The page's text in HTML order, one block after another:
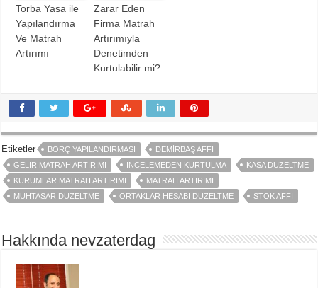
Torba Yasa ile
Yapılandırma
Ve Matrah
Artırımı
Zarar Eden
Firma Matrah
Artırımıyla
Denetimden
Kurtulabilir mi?
Etiketler BORÇ YAPILANDIRMASI
DEMIRBAŞ AFFI
GELIR MATRAH ARTIRIMI
İNCELEMEDEN KURTULMA
KASA DÜZELTME
KURUMLAR MATRAH ARTIRIMI
MATRAH ARTIRIMI
MUHTASAR DÜZELTME
ORTAKLAR HESABI DÜZELTME STOK AFFI
Hakkında nevzaterdag